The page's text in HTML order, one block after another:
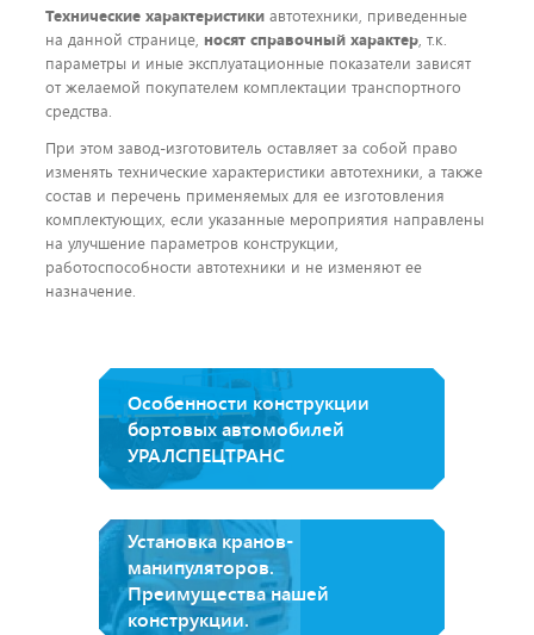
Технические характеристики автотехники, приведенные
на данной странице, носят справочный характер, т.к.
параметры и иные эксплуатационные показатели зависят
от желаемой покупателем комплектации транспортного
средства.
При этом завод-изготовитель оставляет за собой право
изменять технические характеристики автотехники, а также
состав и перечень применяемых для ее изготовления
комплектующих, если указанные мероприятия направлены
на улучшение параметров конструкции,
работоспособности автотехники и не изменяют ее
назначение.
Особенности конструкции
бортовых автомобилей
УРАЛСПЕЦТРАНС
Установка кранов-
манипуляторов.
Преимущества нашей
конструкции.